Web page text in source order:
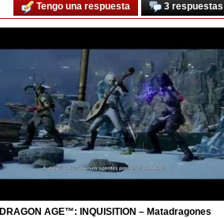
3 respuestas
Tengo una respuesta
DRAGON AGE™: INQUISITION – Matadragones